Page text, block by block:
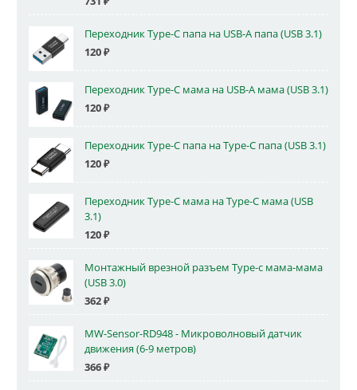
Переходник Type-C папа на USB-A папа (USB 3.1)
120₽
Переходник Type-C мама на USB-A мама (USB 3.1)
120₽
Переходник Type-C папа на Type-C папа (USB 3.1)
120₽
Переходник Type-C мама на Type-C мама (USB
3.1)
120₽
Монтажный врезной разъем Type-c мама-мама
(USB 3.0)
362₽
MW-Sensor-RD948 - Микроволновый датчик
движения (6-9 метров)
366₽